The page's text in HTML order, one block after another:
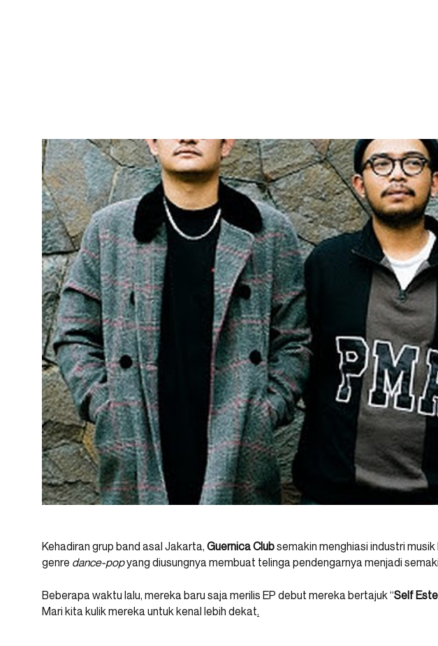
Kehadiran grup band asal Jakarta, Guernica Clubsemakin menghiasi industri
genre dance-popyang diusungnya membuat telinga pendengarnya menjadi
Beberapa waktu lalu, mereka baru saja merilis EP debut mereka bertajuk “Self
Mari kita kulik mereka untuk kenal lebih dekat.